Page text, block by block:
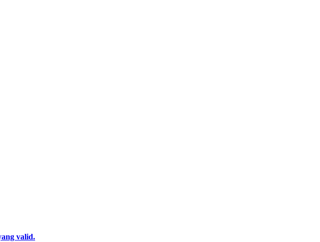
valid.